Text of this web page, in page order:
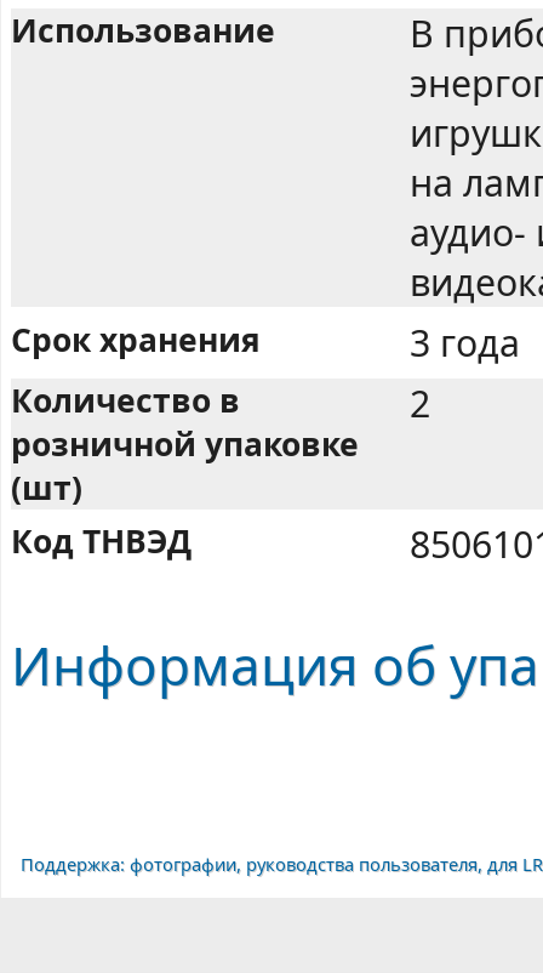
Использование
В
на
аудио-
Срок хранения 3 года
Количество в
розничной упаковке
(шт)
2
Код ТНВЭД
Информация об
Поддержка: фотографии, руководства пользователя, для